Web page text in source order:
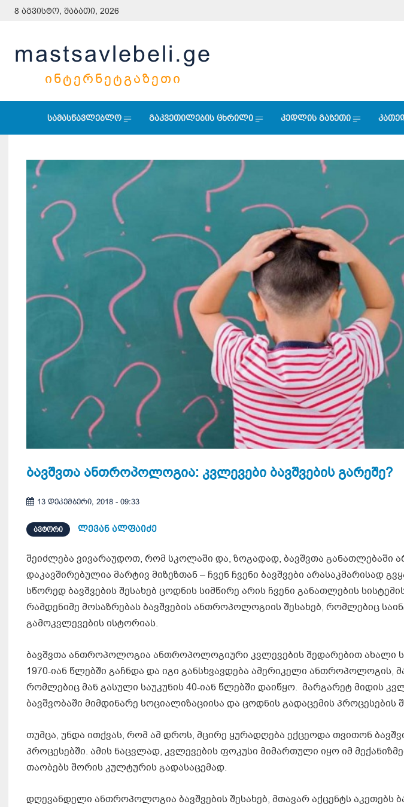
8 აგვისტო, შაბათი, 2026
mastsavlebeli.ge
ᲘᲜᲢᲔᲠᲜᲔᲢᲒᲐᲖᲔᲗᲘ
სამასწავლებლო გაკვეთილების ცხრილი კედლის გაზეთი
ბავშვთა ანთროპოლოგია: კვლევები ბავშვების გარეშე?
13 დეკემბერი, 2018 - 09:33
ᲐᲕᲢᲝᲠᲘ ლევან ალფაიძე
შეიძლება ვივარაუდოთ, რომ სკოლაში და, ზოგადად, ბავშვთა განათლებაში
დაკავშირებულია მარტივ მიზეზთან – ჩვენ ჩვენი ბავშვები არასაკმარისად
სწორედ ბავშვების შესახებ ცოდნის სიმწირე არის ჩვენი განათლების
რამდენიმე მოსაზრებას ბავშვების ანთროპოლოგიის შესახებ, რომლებიც
გამოკვლევების ისტორიას.
ბავშვთა ანთროპოლოგია ანთროპოლოგიური კვლევების შედარებით ახალი
1970-იან წლებში გაჩნდა და იგი განსხვავდება ამერიკელი ანთროპოლოგის,
რომლებიც მან გასული საუკუნის 40-იან წლებში დაიწყო. მარგარეტ მიდის
ბავშვობაში მიმდინარე სოციალიზაციისა და ცოდნის გადაცემის პროცესების
თუმცა, უნდა ითქვას, რომ ამ დროს, მცირე ყურადღება ექცეოდა თვითონ
პროცესებში. ამის ნაცვლად, კვლევების ფოკუსი მიმართული იყო იმ
თაობებს შორის კულტურის გადასაცემად.
დღევანდელი ანთროპოლოგია ბავშვების შესახებ, მთავარ აქცენტს